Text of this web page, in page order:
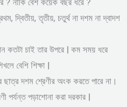
? নাকি বেশ কয়েক বছর ধরে ?
দ্বিতীয়, তৃতীয়, চতুর্থ না দশম না দ্বাদশ
কতটা চাই তার উপরে | কম সময় ধরে
বেশি শিক্ষা |
ছাত্র দশম শ্রেণীর অংক করতে পারে না।
পর্যন্ত পড়াশোনা করা দরকার |